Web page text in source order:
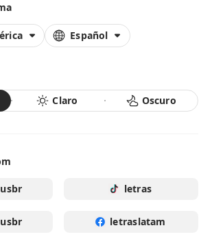
Español
Claro Oscuro
letras
letraslatam